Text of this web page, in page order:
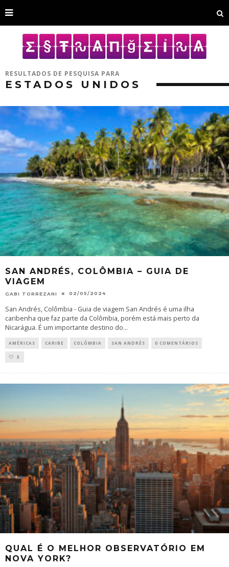
RESULTADOS DE PESQUISA PARA
ESTADOS UNIDOS
SAN ANDRÉS, COLÔMBIA – GUIA DE
VIAGEM
GABI TORREZANI 02/05/2024
San Andrés, Colômbia - Guia de viagem San Andrés é uma ilha
caribenha que faz parte da Colômbia, porém está mais perto da
Nicarágua. É um importante destino do...
AMÉRICAS CARIBE COLÔMBIA SAN ANDRÉS 0 COMENTÁRIOS
3
QUAL É O MELHOR OBSERVATÓRIO EM
NOVA YORK?